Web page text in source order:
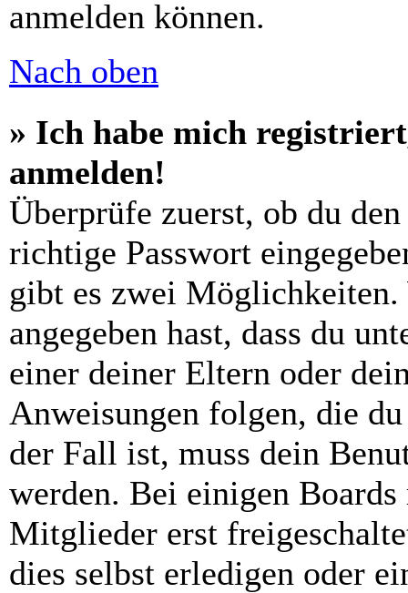
anmelden können.
Nach oben
» Ich habe mich
anmelden!
Überprüfe zuerst, ob du
richtige Passwort
gibt es zwei
angegeben hast, dass du
einer deiner Eltern oder
Anweisungen folgen, die
der Fall ist, muss dein
werden. Bei einigen Boards
Mitglieder erst
dies selbst erledigen oder